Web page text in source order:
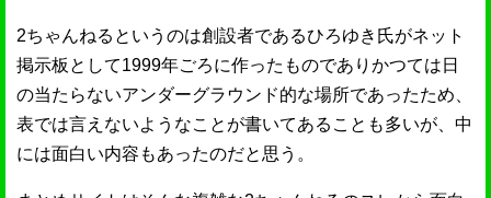
2ちゃんねるというのは創設者であるひろゆき氏がネット
掲示板として1999年ごろに作ったものでありかつては日
の当たらないアンダーグラウンド的な場所であったため、
表では言えないようなことが書いてあることも多いが、中
には面白い内容もあったのだと思う。